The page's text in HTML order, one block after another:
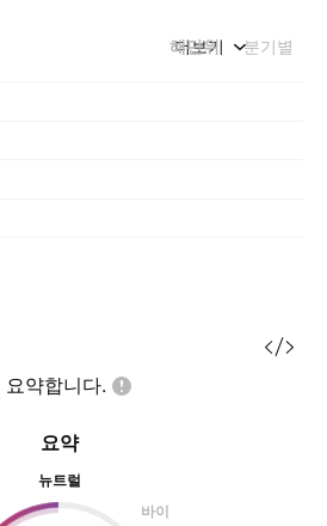
해단위 분기별
더보기
요약합니다.
요약
뉴트럴
바이